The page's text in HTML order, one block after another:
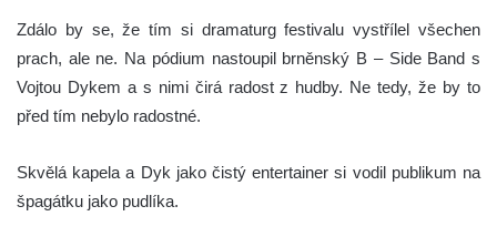
Zdálo by se, že tím si dramaturg festivalu vystřílel všechen
prach, ale ne. Na pódium nastoupil brněnský B – Side Band s
Vojtou Dykem a s nimi čirá radost z hudby. Ne tedy, že by to
před tím nebylo radostné.
Skvělá kapela a Dyk jako čistý entertainer si vodil publikum na
špagátku jako pudlíka.